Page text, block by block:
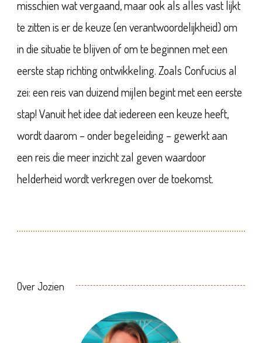
misschien wat vergaand, maar ook als alles vast lijkt
te zitten is er de keuze (en verantwoordelijkheid) om
in die situatie te blijven of om te beginnen met een
eerste stap richting ontwikkeling. Zoals Confucius al
zei: een reis van duizend mijlen begint met een eerste
stap! Vanuit het idee dat iedereen een keuze heeft,
wordt daarom – onder begeleiding – gewerkt aan
een reis die meer inzicht zal geven waardoor
helderheid wordt verkregen over de toekomst.
Over Jozien